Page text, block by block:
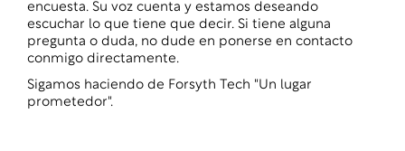
encuesta. Su voz cuenta y estamos deseando
escuchar lo que tiene que decir. Si tiene alguna
pregunta o duda, no dude en ponerse en contacto
conmigo directamente.
Sigamos haciendo de Forsyth Tech "Un lugar
prometedor".